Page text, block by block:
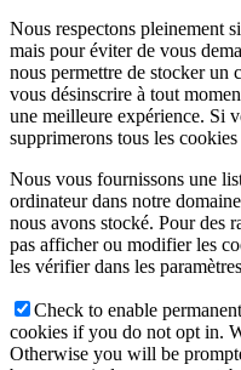
Nous respectons pleinement
mais pour éviter de vous
nous permettre de stocker un
vous désinscrire à tout
une meilleure expérience. Si
supprimerons tous les
Nous vous fournissons une
ordinateur dans notre
nous avons stocké. Pour des
pas afficher ou modifier les
les vérifier dans les
Check to enable
cookies if you do not opt in.
Otherwise you will be